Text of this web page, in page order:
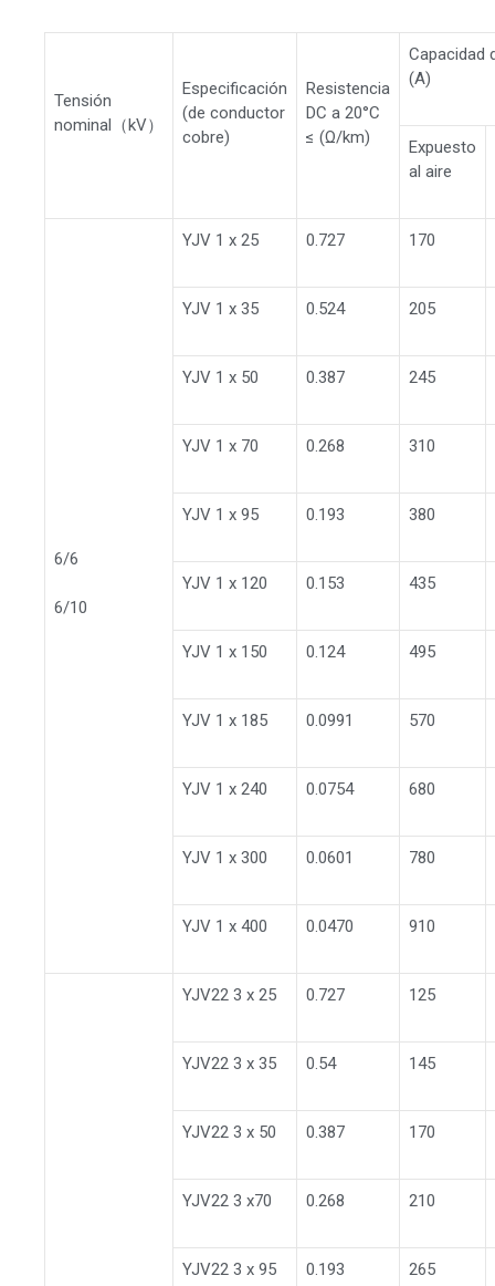
Tensión
nominal（kV）
Especificación
(de conductor
cobre)
Resistencia
DC a 20°C
≤ (Ω/km)
Capacidad
(A)
Expuesto
al aire
6/6
6/10
YJV 1 x 25 0.727 170
YJV 1 x 35 0.524 205
YJV 1 x 50 0.387 245
YJV 1 x 70 0.268 310
YJV 1 x 95 0.193 380
YJV 1 x 120 0.153 435
YJV 1 x 150 0.124 495
YJV 1 x 185 0.0991 570
YJV 1 x 240 0.0754 680
YJV 1 x 300 0.0601 780
YJV 1 x 400 0.0470 910
YJV22 3 x 25 0.727 125
YJV22 3 x 35 0.54 145
YJV22 3 x 50 0.387 170
YJV22 3 x70 0.268 210
YJV22 3 x 95 0.193 265